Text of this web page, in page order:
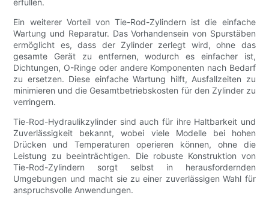
erfüllen.
Ein weiterer Vorteil von Tie-Rod-Zylindern ist die einfache
Wartung und Reparatur. Das Vorhandensein von Spurstäben
ermöglicht es, dass der Zylinder zerlegt wird, ohne das
gesamte Gerät zu entfernen, wodurch es einfacher ist,
Dichtungen, O-Ringe oder andere Komponenten nach Bedarf
zu ersetzen. Diese einfache Wartung hilft, Ausfallzeiten zu
minimieren und die Gesamtbetriebskosten für den Zylinder zu
verringern.
Tie-Rod-Hydraulikzylinder sind auch für ihre Haltbarkeit und
Zuverlässigkeit bekannt, wobei viele Modelle bei hohen
Drücken und Temperaturen operieren können, ohne die
Leistung zu beeinträchtigen. Die robuste Konstruktion von
Tie-Rod-Zylindern sorgt selbst in herausfordernden
Umgebungen und macht sie zu einer zuverlässigen Wahl für
anspruchsvolle Anwendungen.